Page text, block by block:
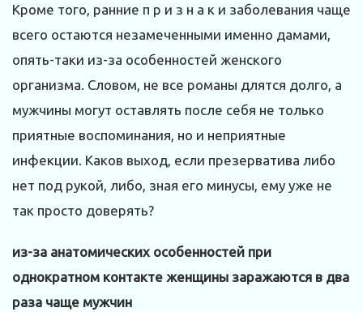
Кроме того, ранние п р и з н а к и заболевания чаще
всего остаются незамеченными именно дамами,
опять-таки из-за особенностей женского
организма. Словом, не все романы длятся долго, а
мужчины могут оставлять после себя не только
приятные воспоминания, но и неприятные
инфекции. Каков выход, если презерватива либо
нет под рукой, либо, зная его минусы, ему уже не
так просто доверять?
из-за анатомических особенностей при
однократном контакте женщины заражаются в два
раза чаще мужчин